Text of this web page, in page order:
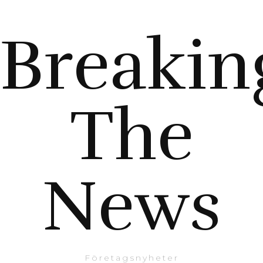
The
News
Företagsnyheter